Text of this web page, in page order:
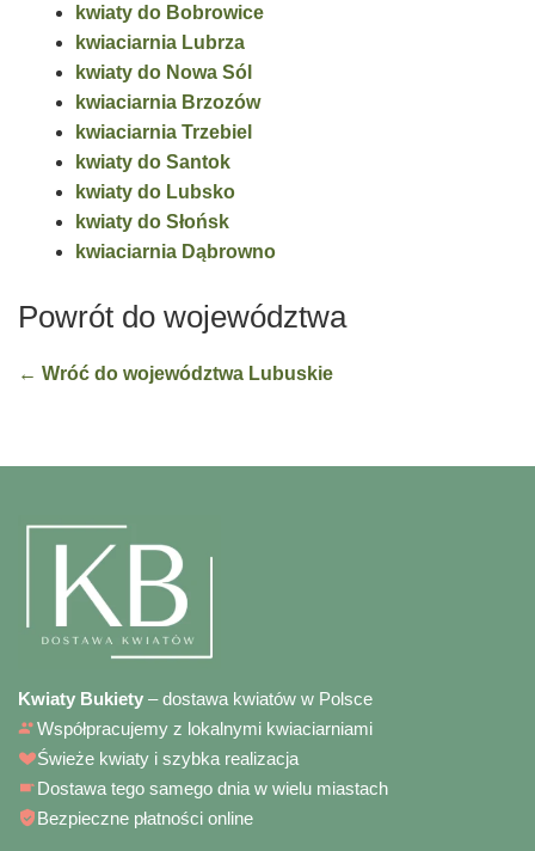
kwiaty do Bobrowice
kwiaciarnia Lubrza
kwiaty do Nowa Sól
kwiaciarnia Brzozów
kwiaciarnia Trzebiel
kwiaty do Santok
kwiaty do Lubsko
kwiaty do Słońsk
kwiaciarnia Dąbrowno
Powrót do województwa
← Wróć do województwa Lubuskie
Kwiaty Bukiety – dostawa kwiatów w Polsce
Współpracujemy z lokalnymi kwiaciarniami
Świeże kwiaty i szybka realizacja
Dostawa tego samego dnia w wielu miastach
Bezpieczne płatności online